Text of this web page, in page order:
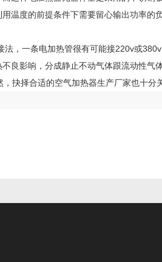
温度的前提条件下需要留心输出功率
，一条电加热管很有可能接220v或
良影响，分成静止不动气体跟流动性气体
抉择合适的空气加热器生产厂家也十分